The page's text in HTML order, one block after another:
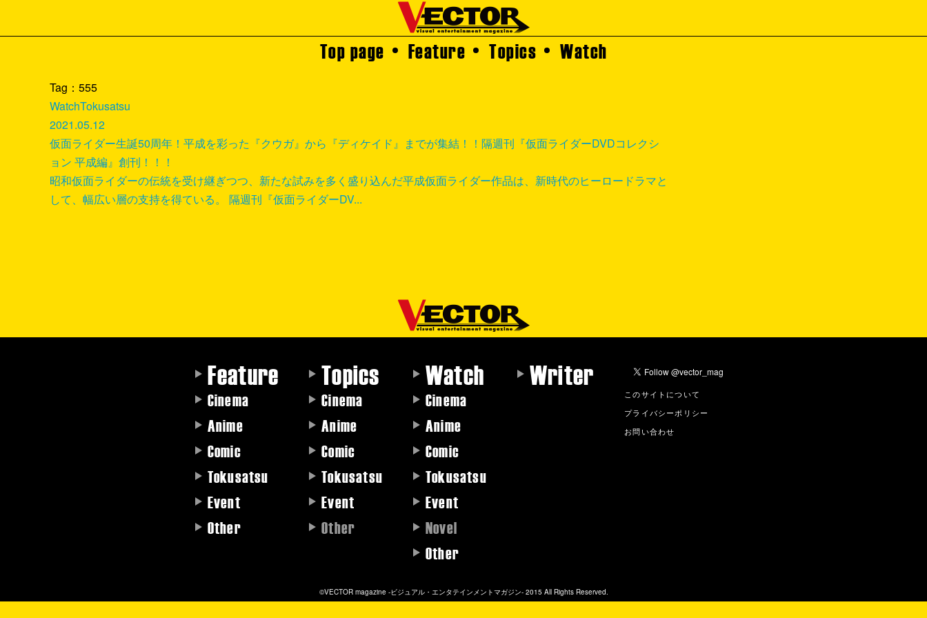
Top page Feature Topics Watch
Tag：555
WatchTokusatsu
2021.05.12
仮面ライダー生誕50周年！平成を彩った『クウガ』から『ディケイド』までが集結！！隔週刊『仮面ライダーDVDコレクシ
ョン 平成編』創刊！！！
昭和仮面ライダーの伝統を受け継ぎつつ、新たな試みを多く盛り込んだ平成仮面ライダー作品は、新時代のヒーロードラマと
して、幅広い層の支持を得ている。 隔週刊『仮面ライダーDV...
Feature
Cinema
Anime
Comic
Tokusatsu
Event
Other
Topics
Cinema
Anime
Comic
Tokusatsu
Event
Other
Watch
Cinema
Anime
Comic
Tokusatsu
Event
Novel
Other
Writer
このサイトについて
プライバシーポリシー
お問い合わせ
©VECTOR magazine -ビジュアル・エンタテインメントマガジン- 2015 All Rights Reserved.